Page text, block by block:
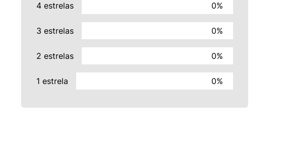
4 estrelas 0%
3 estrelas 0%
2 estrelas 0%
1 estrela 0%